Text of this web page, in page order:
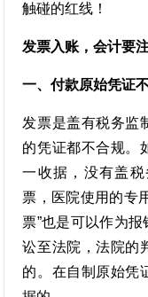
触碰的红线！
发票入账，会计要
一、付款原始凭证
发票是盖有税务监
的凭证都不合规。
一收据，没有盖
票，医院使用的专
票”也是可以作为
讼至法院，法院的
的。在自制原始凭